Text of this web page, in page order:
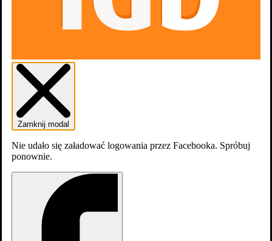
Zamknij modal
Nie udało się załadować logowania przez Facebooka. Spróbuj
ponownie.